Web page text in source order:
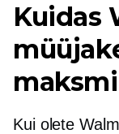
Kuidas
Kui olete